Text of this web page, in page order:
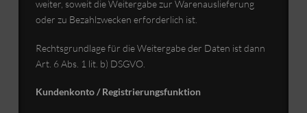
weiter, soweit die Weitergabe zur Warenauslieferung
oder zu Bezahlzwecken erforderlich ist.
Rechtsgrundlage für die Weitergabe der Daten ist dann
Art. 6 Abs. 1 lit. b) DSGVO.
Kundenkonto / Registrierungsfunktion